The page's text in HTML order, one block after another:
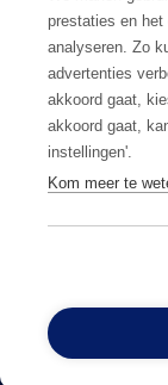
prestaties en
analyseren. Zo
advertenties
akkoord gaat,
akkoord gaat,
instellingen'.
Kom meer te